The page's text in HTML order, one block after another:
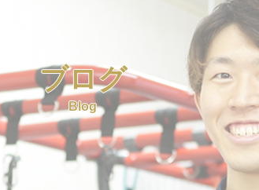
ブログ
Blog